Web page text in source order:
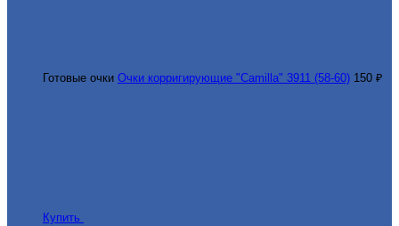
Готовые очки Очки корригирующие "Camilla" 3911 (58-60) 150 ₽
Купить